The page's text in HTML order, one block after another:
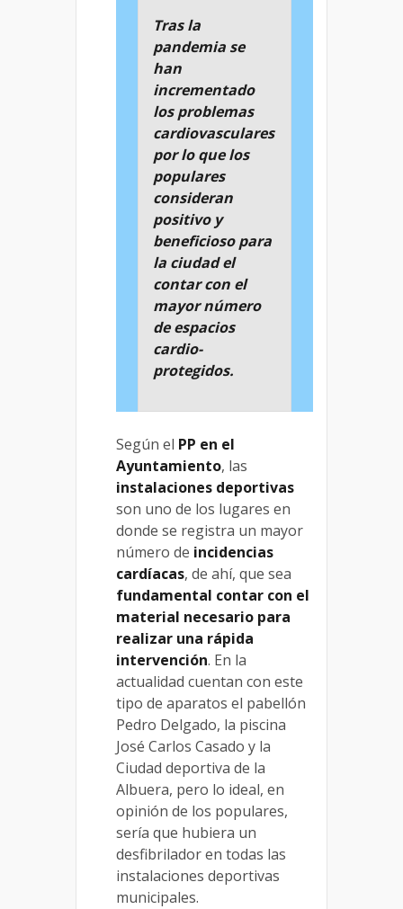
Tras la
pandemia se
han
incrementado
los problemas
cardiovasculares
por lo que los
populares
consideran
positivo y
beneficioso para
la ciudad el
contar con el
mayor número
de espacios
cardio-
protegidos.
Según el PP en el
Ayuntamiento, las
instalaciones deportivas
son uno de los lugares en
donde se registra un mayor
número de incidencias
cardíacas, de ahí, que sea
fundamental contar con el
material necesario para
realizar una rápida
intervención. En la
actualidad cuentan con este
tipo de aparatos el pabellón
Pedro Delgado, la piscina
José Carlos Casado y la
Ciudad deportiva de la
Albuera, pero lo ideal, en
opinión de los populares,
sería que hubiera un
desfibrilador en todas las
instalaciones deportivas
municipales.